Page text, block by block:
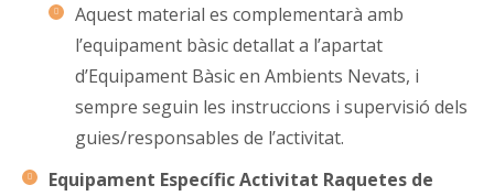
Aquest material es complementarà amb
l’equipament bàsic detallat a l’apartat
d’Equipament Bàsic en Ambients Nevats, i
sempre seguin les instruccions i supervisió dels
guies/responsables de l’activitat.
Equipament Específic Activitat Raquetes de